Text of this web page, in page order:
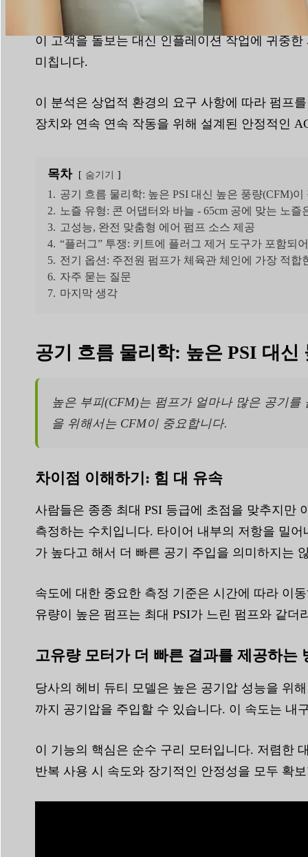
상업용 요가 볼 펌프는 체육관의 운영 효율성과
이 고객을 돌보는 대신 인플레이션 작업에 귀중
미칩니다.
이 분석은 상업적 환경의 요구 사항에 따라 펌프
장치와 연속 연속 작동을 위해 설계된 안정적인
목차 숨기기
1. 공기 흐름 물리학: 높은 PSI 대신 높은 풍량(CFM)
2. 노즐 유형: 콘 어댑터와 바늘 - 65cm 공에 맞는 노즐
3. 고성능, 완전 맞춤형 에어 펌프 소스 제공
4. “플러그” 투쟁: 키트에 플러그 제거 도구가 포함되
5. 전기 옵션: 주전원 펌프가 체육관 체인에 가장 적합
6. 자주 묻는 질문
7. 마지막 생각
공기 흐름 물리학: 높은 PSI 대
높은 부피(CFM)는 펌프가 얼마나 많은 공기
을 위해서는 CFM이 중요합니다.
차이점 이해하기: 힘 대 유속
사람들은 종종 최대 PSI 등급에 초점을 맞추지만
측정하는 수치입니다. 타이어 내부의 저항을 밀
가 높다고 해서 더 빠른 공기 주입을 의미하지는
속도에 대한 중요한 측정 기준은 시간에 따라 이
유량이 높은 펌프는 최대 PSI가 느린 펌프와 같
고유량 모터가 더 빠른 결과를 제공하는
당사의 헤비 듀티 모델은 높은 공기압 성능을 위
까지 공기압을 주입할 수 있습니다. 이 속도는 내
이 기능의 핵심은 순수 구리 모터입니다. 저렴한
반복 사용 시 속도와 장기적인 안정성을 모두 확